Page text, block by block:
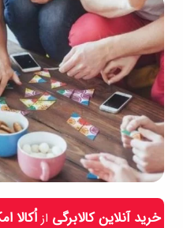
خرید آنلاین کالابرگی از اُکالا